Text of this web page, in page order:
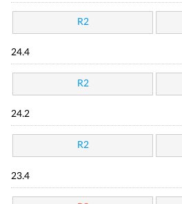
R2
24.4
R2
24.2
R2
23.4